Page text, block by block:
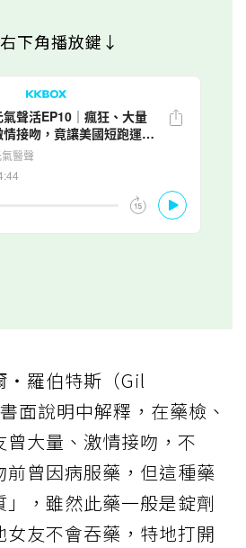
下角播放鍵↓
‧羅伯特斯（Gil
面說明中解釋，在藥檢、
大量、激情接吻，不
曾因病服藥，但這種藥
，雖然此藥一般是錠劑
女友不會吞藥，特地打開